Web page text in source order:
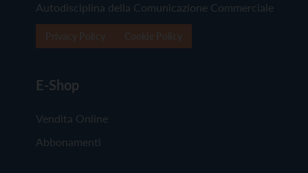
Autodisciplina della Comunicazione Commerciale
E-Shop
Vendita Online
Abbonamenti